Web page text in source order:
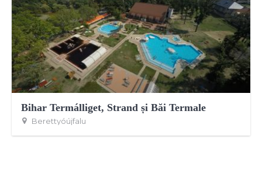
Bihar Termálliget, Strand și Băi Termale
Berettyóújfalu